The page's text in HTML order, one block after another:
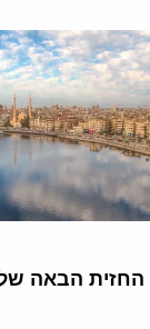
החזית הבאה